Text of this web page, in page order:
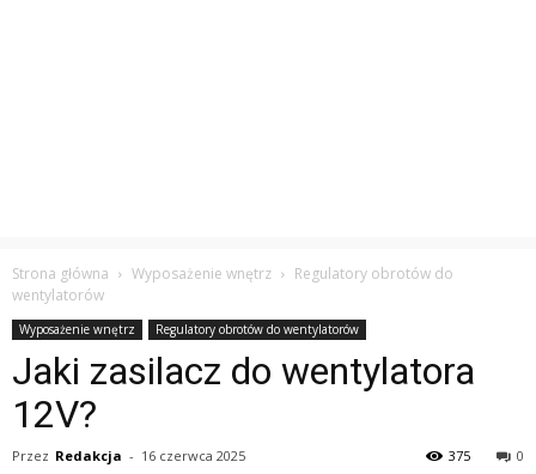
Strona główna Wyposażenie wnętrz
Regulatory obrotów do
wentylatorów
Wyposażenie wnętrz Regulatory obrotów do wentylatorów
Jaki zasilacz do wentylatora
12V?
Przez Redakcja - 16 czerwca 2025 0
375